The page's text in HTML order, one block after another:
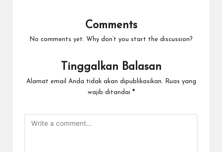
Comments
No comments yet. Why don’t you start the discussion?
Tinggalkan Balasan
Alamat email Anda tidak akan dipublikasikan.
Ruas yang
wajib ditandai *